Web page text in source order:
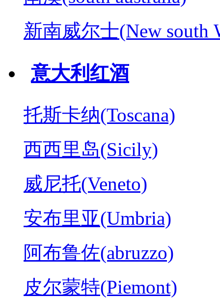
新南威尔士(New south
意大利红酒
托斯卡纳(Toscana)
西西里岛(Sicily)
威尼托(Veneto)
安布里亚(Umbria)
阿布鲁佐(abruzzo)
皮尔蒙特(Piemont)